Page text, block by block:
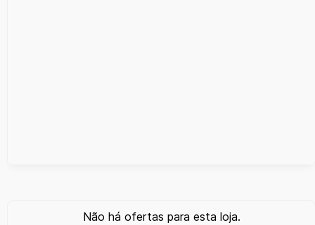
Não há ofertas para esta loja.